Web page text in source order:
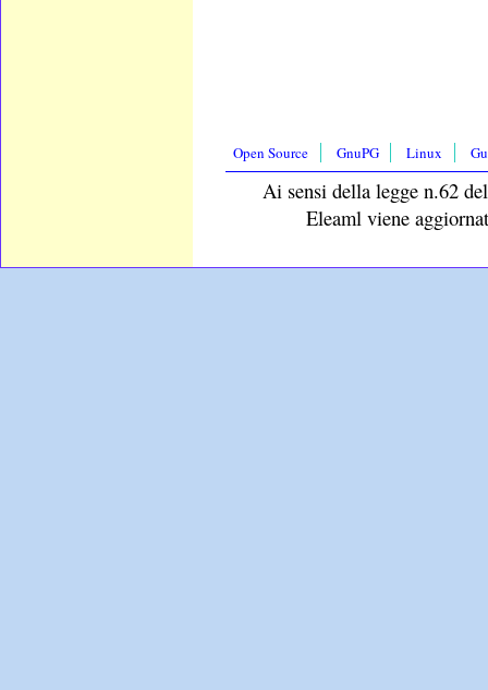
Open Source GnuPG Linux
Ai sensi della legge n.62
Eleaml viene